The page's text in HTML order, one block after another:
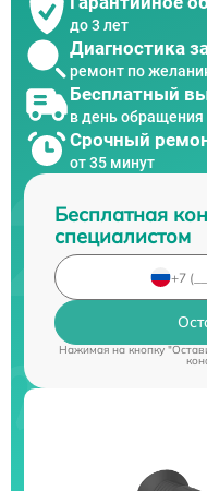
до 3 лет
Диагностика
ремонт по
Бесплатный
в день обращения
Срочный
от 35 минут
Бесплатная
специалистом
Нажимая на кнопку